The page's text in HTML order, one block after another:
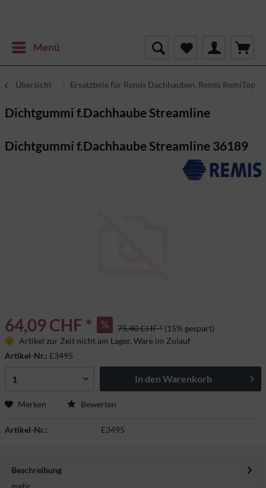
Menü
Übersicht Ersatzteile für Remis Dachhauben, Remis RemiTop
Dichtgummi f.Dachhaube Streamline
Dichtgummi f.Dachhaube Streamline 36189
64,09 CHF * 75,40 CHF * (15% gespart)
Artikel zur Zeit nicht am Lager. Ware im Zulauf
Artikel-Nr.: E3495
In den Warenkorb
Merken Bewerten
Artikel-Nr.: E3495
Beschreibung
mehr